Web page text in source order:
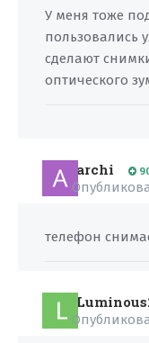
У меня тоже
пользовались
сделают
оптического
archi
телефон